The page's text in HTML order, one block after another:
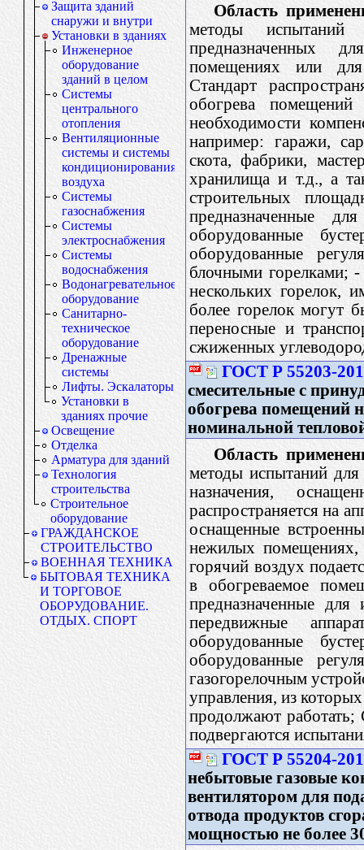
Защита зданий
снаружи и внутри
Установки в зданиях
Инженерное
оборудование
зданий в целом
Системы
центрального
отопления
Вентиляционные
системы и системы
кондиционирования
воздуха
Системы
газоснабжения
Системы
электроснабжения
Системы
водоснабжения
Водонагревательное
оборудование
Санитарно-
техническое
оборудование
Дренажные
системы
Лифты. Эскалаторы
Установки в
зданиях прочие
Освещение
Отделка
Арматура для зданий
Технология
строительства
Строительное
оборудование
ГРАЖДАНСКОЕ
СТРОИТЕЛЬСТВО
ВОЕННАЯ ТЕХНИКА
БЫТОВАЯ ТЕХНИКА
И ТОРГОВОЕ
ОБОРУДОВАНИЕ.
ОТДЫХ. СПОРТ
Область
методы испытаний
предназначенных
помещениях или для
Стандарт
обогрева помещений
необходимости
например: гаражи,
скота, фабрики,
хранилища и т.д., а
строительных
предназначенные
оборудованные
оборудованные
блочными горелками;
нескольких горелок,
более горелок могут
переносные и
сжиженных
ГОСТ Р 55203-
смесительные c
обогрева помещений
номинальной
Область
методы испытаний для
назначения,
распространяется на
оснащенные
нежилых помещениях,
горячий воздух
в обогреваемое
предназначенные
передвижные
оборудованные
оборудованные
газогорелочным
управления, из
продолжают работать;
подвергаются
ГОСТ Р 55204-
небытовые газовые
вентилятором для
отвода продуктов
мощностью не более